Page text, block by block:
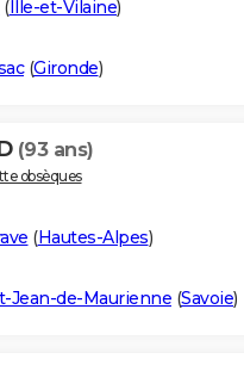
(Ille-et-Vilaine)
(Gironde)
(93 ans)
obsèques
(Hautes-Alpes)
Jean-de-Maurienne (Savoie)